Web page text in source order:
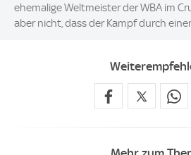
ehemalige Weltmeister der WBA im
aber nicht, dass der Kampf durch